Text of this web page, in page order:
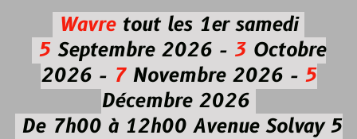
Wavretout les 1er samedi
5Septembre 2026 - 3Octobre
2026 -7Novembre 2026 - 5
Décembre 2026
De 7h00 à 12h00 Avenue Solvay 5